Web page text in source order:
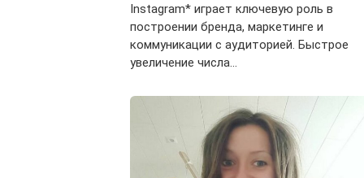
Instagram* играет ключевую роль в
построении бренда, маркетинге и
коммуникации с аудиторией. Быстрое
увеличение числа…